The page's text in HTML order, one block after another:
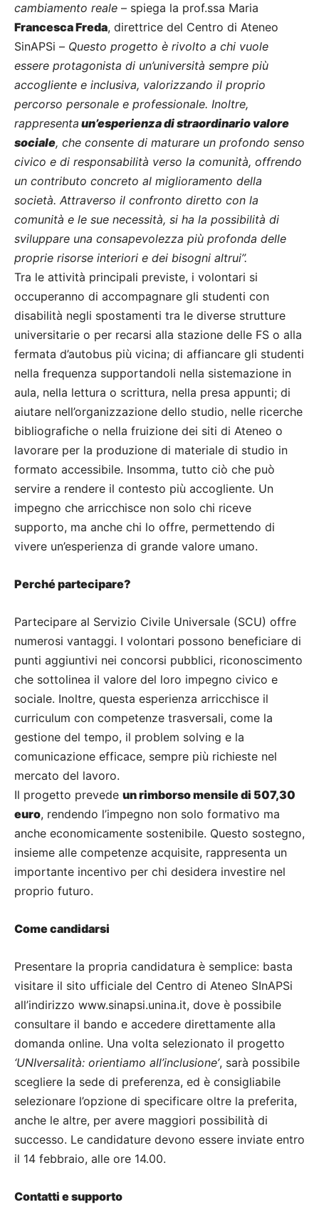
cambiamento reale – spiega la prof.ssa Maria
Francesca Freda, direttrice del Centro di Ateneo
SinAPSi – Questo progetto è rivolto a chi vuole
essere protagonista di un’università sempre più
accogliente e inclusiva, valorizzando il proprio
percorso personale e professionale. Inoltre,
rappresenta un’esperienza di straordinario valore
sociale, che consente di maturare un profondo senso
civico e di responsabilità verso la comunità, offrendo
un contributo concreto al miglioramento della
società. Attraverso il confronto diretto con la
comunità e le sue necessità, si ha la possibilità di
sviluppare una consapevolezza più profonda delle
proprie risorse interiori e dei bisogni altrui”.
Tra le attività principali previste, i volontari si
occuperanno di accompagnare gli studenti con
disabilità negli spostamenti tra le diverse strutture
universitarie o per recarsi alla stazione delle FS o alla
fermata d’autobus più vicina; di affiancare gli studenti
nella frequenza supportandoli nella sistemazione in
aula, nella lettura o scrittura, nella presa appunti; di
aiutare nell’organizzazione dello studio, nelle ricerche
bibliografiche o nella fruizione dei siti di Ateneo o
lavorare per la produzione di materiale di studio in
formato accessibile. Insomma, tutto ciò che può
servire a rendere il contesto più accogliente. Un
impegno che arricchisce non solo chi riceve
supporto, ma anche chi lo offre, permettendo di
vivere un’esperienza di grande valore umano.
Perché partecipare?
Partecipare al Servizio Civile Universale (SCU) offre
numerosi vantaggi. I volontari possono beneficiare di
punti aggiuntivi nei concorsi pubblici, riconoscimento
che sottolinea il valore del loro impegno civico e
sociale. Inoltre, questa esperienza arricchisce il
curriculum con competenze trasversali, come la
gestione del tempo, il problem solving e la
comunicazione efficace, sempre più richieste nel
mercato del lavoro.
Il progetto prevede un rimborso mensile di 507,30
euro, rendendo l’impegno non solo formativo ma
anche economicamente sostenibile. Questo sostegno,
insieme alle competenze acquisite, rappresenta un
importante incentivo per chi desidera investire nel
proprio futuro.
Come candidarsi
Presentare la propria candidatura è semplice: basta
visitare il sito ufficiale del Centro di Ateneo SInAPSi
all’indirizzo www.sinapsi.unina.it, dove è possibile
consultare il bando e accedere direttamente alla
domanda online. Una volta selezionato il progetto
‘UNIversalità: orientiamo all’inclusione’, sarà possibile
scegliere la sede di preferenza, ed è consigliabile
selezionare l’opzione di specificare oltre la preferita,
anche le altre, per avere maggiori possibilità di
successo. Le candidature devono essere inviate entro
il 14 febbraio, alle ore 14.00.
Contatti e supporto